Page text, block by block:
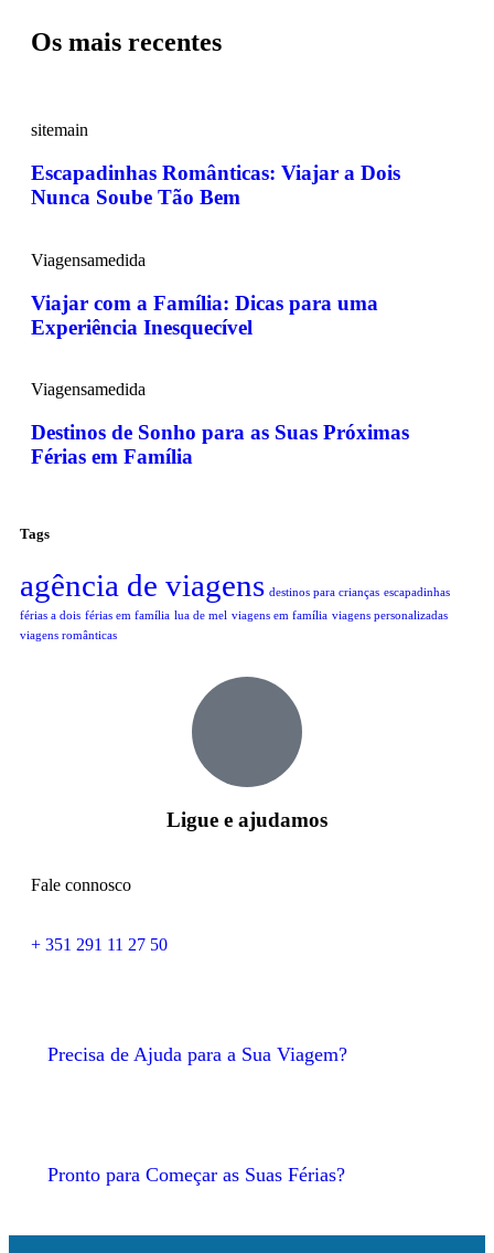
Os mais recentes
sitemain
Escapadinhas Românticas: Viajar a Dois
Nunca Soube Tão Bem
Viagensamedida
Viajar com a Família: Dicas para uma
Experiência Inesquecível
Viagensamedida
Destinos de Sonho para as Suas Próximas
Férias em Família
Tags
agência de viagens destinos para crianças escapadinhas
férias a dois férias em família lua de mel viagens em família viagens personalizadas
viagens românticas
Ligue e ajudamos
Fale connosco
+ 351 291 11 27 50
Precisa de Ajuda para a Sua Viagem?
Pronto para Começar as Suas Férias?